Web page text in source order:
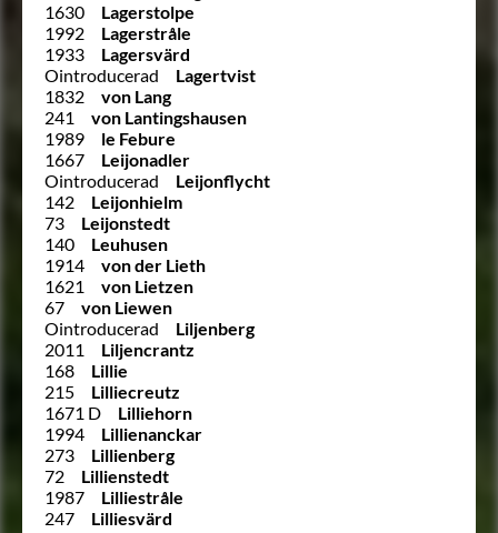
1630
Lagerstolpe
1992
Lagerstråle
1933
Lagersvärd
Ointroducerad
Lagertvist
1832
von Lang
241
von Lantingshausen
1989
le Febure
1667
Leijonadler
Ointroducerad
Leijonflycht
142
Leijonhielm
73
Leijonstedt
140
Leuhusen
1914
von der Lieth
1621
von Lietzen
67
von Liewen
Ointroducerad
Liljenberg
2011
Liljencrantz
168
Lillie
215
Lilliecreutz
1671 D
Lilliehorn
1994
Lillienanckar
273
Lillienberg
72
Lillienstedt
1987
Lilliestråle
247
Lilliesvärd